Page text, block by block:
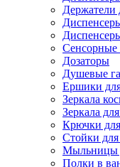
Держатели
Сенсорные
Дозаторы
Душевые
Ершики
Зеркала
Зеркала
Крючки
Стойки
Мыльницы
Полки в